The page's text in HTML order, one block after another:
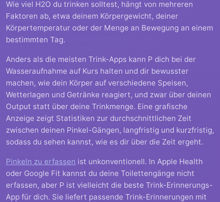
Wie viel H2O du trinken solltest, hängt von mehreren
Faktoren ab, etwa deinem Körpergewicht, deiner
Körpertemperatur oder der Menge an Bewegung an einem
bestimmten Tag.
Anders als die meisten Trink-Apps kann P dich bei der
Wasseraufnahme auf Kurs halten und dir bewusster
machen, wie dein Körper auf verschiedene Speisen,
Wetterlagen und Getränke reagiert, und zwar über deinen
Output statt über deine Trinkmenge. Eine grafische
Anzeige zeigt Statistiken zur durchschnittlichen Zeit
zwischen deinen Pinkel-Gängen, langfristig und kurzfristig,
sodass du sehen kannst, wie es dir über die Zeit ergeht.
Pinkeln zu erfassen ist unkonventionell. In Apple Health
oder Google Fit kannst du deine Toilettengänge nicht
erfassen, aber P ist vielleicht die beste Trink-Erinnerungs-
App für dich. Sie liefert passende Trink-Erinnerungen mit